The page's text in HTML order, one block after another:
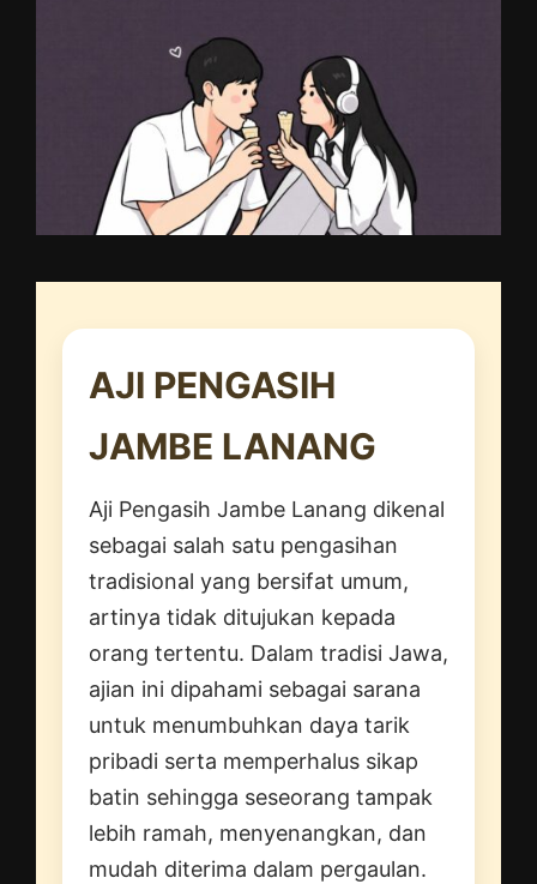
AJI PENGASIH
JAMBE LANANG
Aji Pengasih Jambe Lanang dikenal
sebagai salah satu pengasihan
tradisional yang bersifat umum,
artinya tidak ditujukan kepada
orang tertentu. Dalam tradisi Jawa,
ajian ini dipahami sebagai sarana
untuk menumbuhkan daya tarik
pribadi serta memperhalus sikap
batin sehingga seseorang tampak
lebih ramah, menyenangkan, dan
mudah diterima dalam pergaulan.